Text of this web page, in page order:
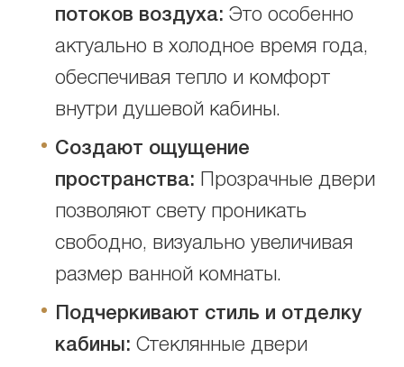
потоков воздуха: Это особенно
актуально в холодное время года,
обеспечивая тепло и комфорт
внутри душевой кабины.
Создают ощущение
пространства: Прозрачные двери
позволяют свету проникать
свободно, визуально увеличивая
размер ванной комнаты.
Подчеркивают стиль и отделку
кабины:Стеклянные двери